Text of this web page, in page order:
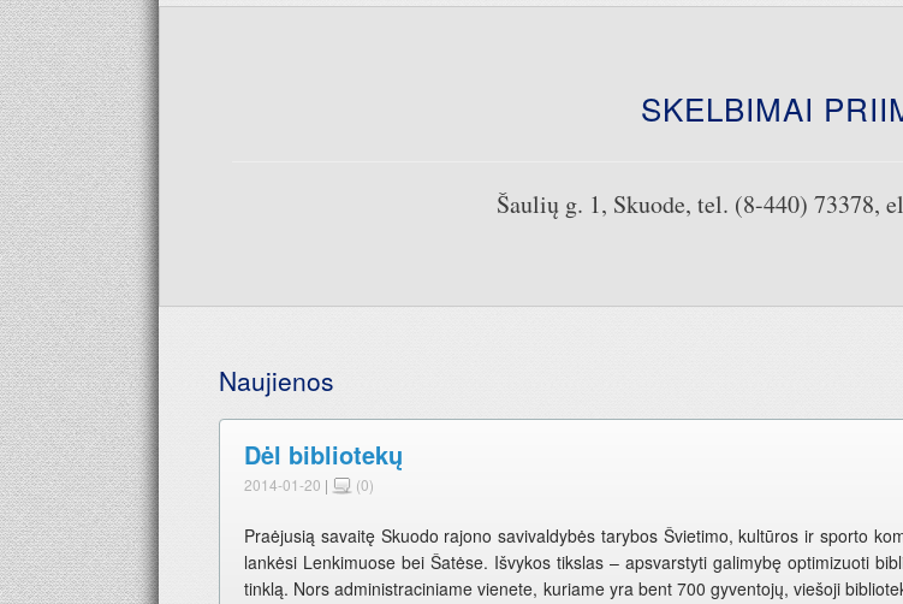
SKELBIMAI
Šaulių g. 1, Skuode, tel. (8-440) 73378,
Naujienos
Dėl bibliotekų
2014-01-20 | (0)
Praėjusią savaitę Skuodo rajono savivaldybės tarybos Švietimo, kultūros ir sporto
lankėsi Lenkimuose bei Šatėse. Išvykos tikslas – apsvarstyti galimybę optimizuoti
tinklą. Nors administraciniame vienete, kuriame yra bent 700 gyventojų, viešoji